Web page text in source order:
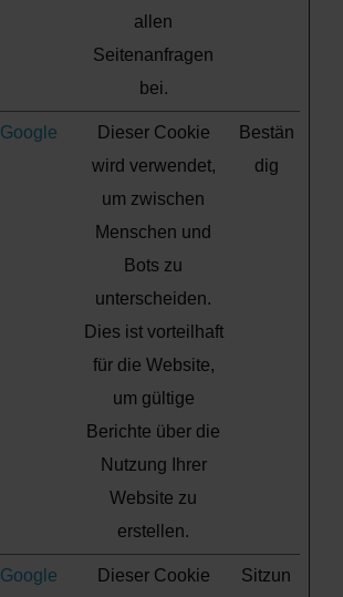
allen
Seitenanfragen
bei.
Google
Dieser Cookie
wird verwendet,
um zwischen
Menschen und
Bots zu
unterscheiden.
Dies ist vorteilhaft
für die Website,
um gültige
Berichte über die
Nutzung Ihrer
Website zu
erstellen.
Bestän
dig
Google Dieser Cookie Sitzun